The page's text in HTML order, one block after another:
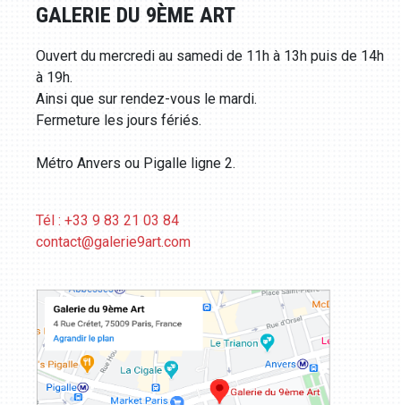
GALERIE DU 9ÈME ART
Ouvert du mercredi au samedi de 11h à 13h puis de 14h
à 19h.
Ainsi que sur rendez-vous le mardi.
Fermeture les jours fériés.
Métro Anvers ou Pigalle ligne 2.
Tél : +33 9 83 21 03 84
contact@galerie9art.com